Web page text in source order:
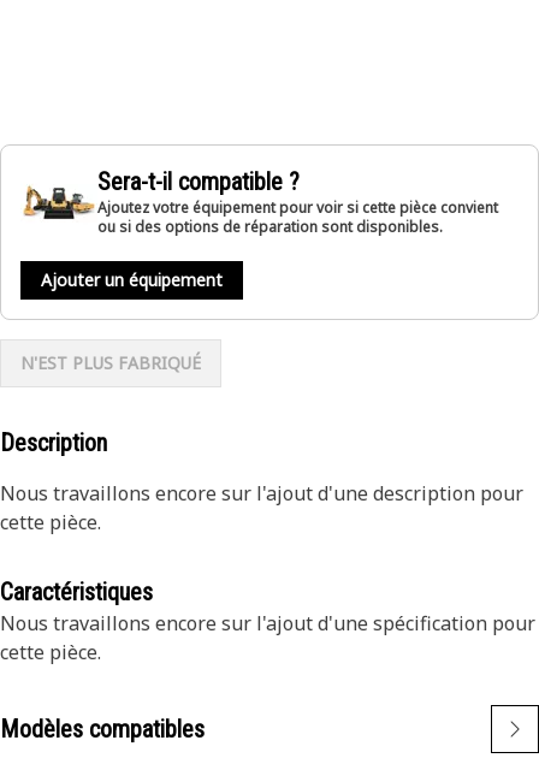
Sera-t-il compatible ?
Ajoutez votre équipement pour voir si cette pièce convient
ou si des options de réparation sont disponibles.
Ajouter un équipement
N'EST PLUS FABRIQUÉ
Description
Nous travaillons encore sur l'ajout d'une description pour
cette pièce.
Caractéristiques
Nous travaillons encore sur l'ajout d'une spécification pour
cette pièce.
Modèles compatibles